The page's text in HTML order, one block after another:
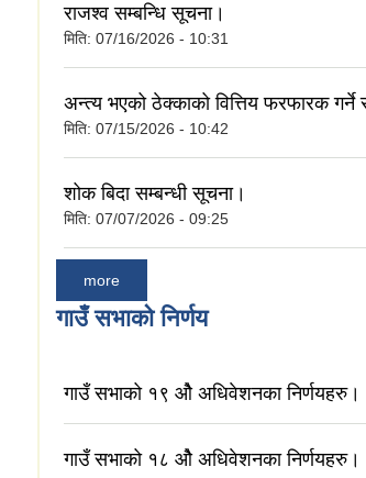
राजश्व सम्बन्धि सूचना।
मिति: 07/16/2026 - 10:31
अन्त्य भएको ठेक्काको वित्तिय फरफारक गर्ने
मिति: 07/15/2026 - 10:42
शोक बिदा सम्बन्धी सूचना।
मिति: 07/07/2026 - 09:25
more
गाउँ सभाको निर्णय
गाउँ सभाको १९ ओै अधिवेशनका निर्णयहरु।
गाउँ सभाको १८ ओै अधिवेशनका निर्णयहरु।